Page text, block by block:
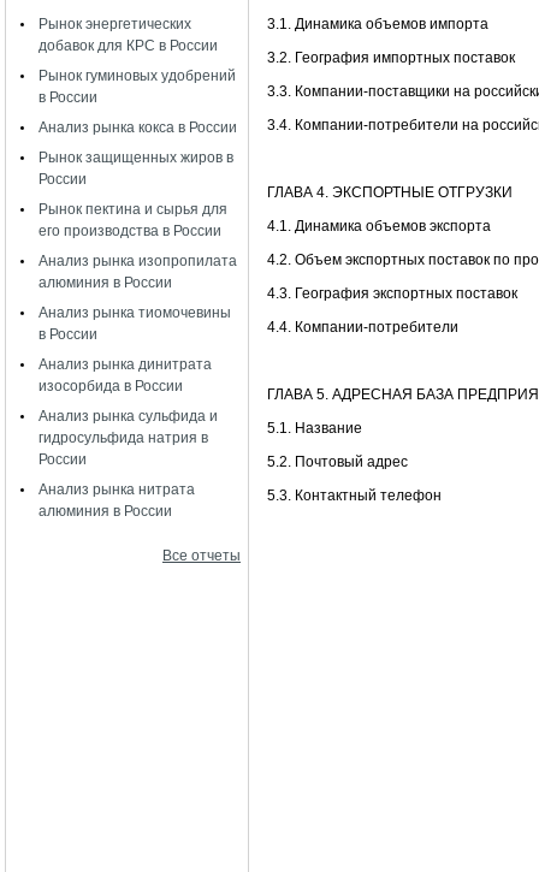
Рынок энергетических
добавок для КРС в России
Рынок гуминовых удобрений
в России
Анализ рынка кокса в России
Рынок защищенных жиров в
России
Рынок пектина и сырья для
его производства в России
Анализ рынка изопропилата
алюминия в России
Анализ рынка тиомочевины
в России
Анализ рынка динитрата
изосорбида в России
Анализ рынка сульфида и
гидросульфида натрия в
России
Анализ рынка нитрата
алюминия в России
Все отчеты
3.1. Динамика объемов импорта
3.2. География импортных поставок
3.3. Компании-поставщики на
3.4. Компании-потребители на
ГЛАВА 4. ЭКСПОРТНЫЕ ОТГРУЗКИ
4.1. Динамика объемов экспорта
4.2. Объем экспортных поставок по
4.3. География экспортных поставок
4.4. Компании-потребители
ГЛАВА 5. АДРЕСНАЯ БАЗА
5.1. Название
5.2. Почтовый адрес
5.3. Контактный телефон